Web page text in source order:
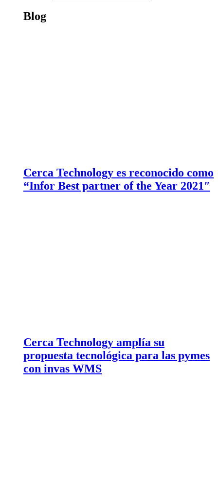
Blog
Cerca Technology es reconocido como
“Infor Best partner of the Year 2021″
Cerca Technology amplía su
propuesta tecnológica para las pymes
con invas WMS